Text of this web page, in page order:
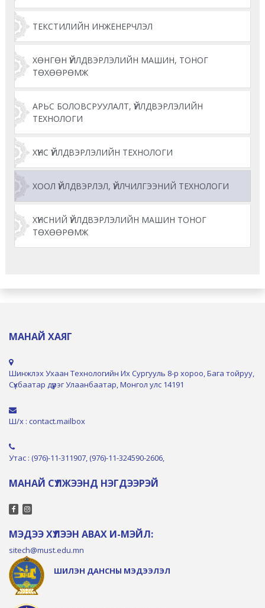
ТЕКСТИЛИЙН ИНЖЕНЕРЧЛЭЛ
ХӨНГӨН ҮЙЛДВЭРЛЭЛИЙН МАШИН, ТОНОГ
ТӨХӨӨРӨМЖ
АРЬС БОЛОВСРУУЛАЛТ, ҮЙЛДВЭРЛЭЛИЙН
ТЕХНОЛОГИ
ХҮНС ҮЙЛДВЭРЛЭЛИЙН ТЕХНОЛОГИ
ХООЛ ҮЙЛДВЭРЛЭЛ, ҮЙЛЧИЛГЭЭНИЙ ТЕХНОЛОГИ
ХҮНСНИЙ ҮЙЛДВЭРЛЭЛИЙН МАШИН ТОНОГ
ТӨХӨӨРӨМЖ
МАНАЙ ХАЯГ
Шинжлэх Ухаан Технологийн Их Сургууль 8-р хороо, Бага тойруу,
Сүхбаатар дүүрэг Улаанбаатар, Монгол улс 14191
Ш/х : contact.mailbox
Утас : (976)-11-311907, (976)-11-324590-2606,
МАНАЙ СҮЛЖЭЭНД НЭГДЭЭРЭЙ
МЭДЭЭ ХҮЛЭЭН АВАХ И-МЭЙЛ:
sitech@must.edu.mn
ШИЛЭН ДАНСНЫ МЭДЭЭЛЭЛ